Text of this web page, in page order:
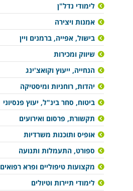
לימודי נדל"ן
אמנות ויצירה
בישול, אפייה, ברמנים ויין
שיווק ומכירות
הנחייה, ייעוץ וקואצ'ינג
יהדות, רוחניות ומיסטיקה
ביטוח, סחר בינ"ל, יעוץ פנסיוני
תקשורת, פרסום ואירועים
אופיס ותוכנות משרדיות
ספורט, התעמלות ותנועה
מקצועות טיפוליים ופרא רפואים
לימודי תיירות וטיולים